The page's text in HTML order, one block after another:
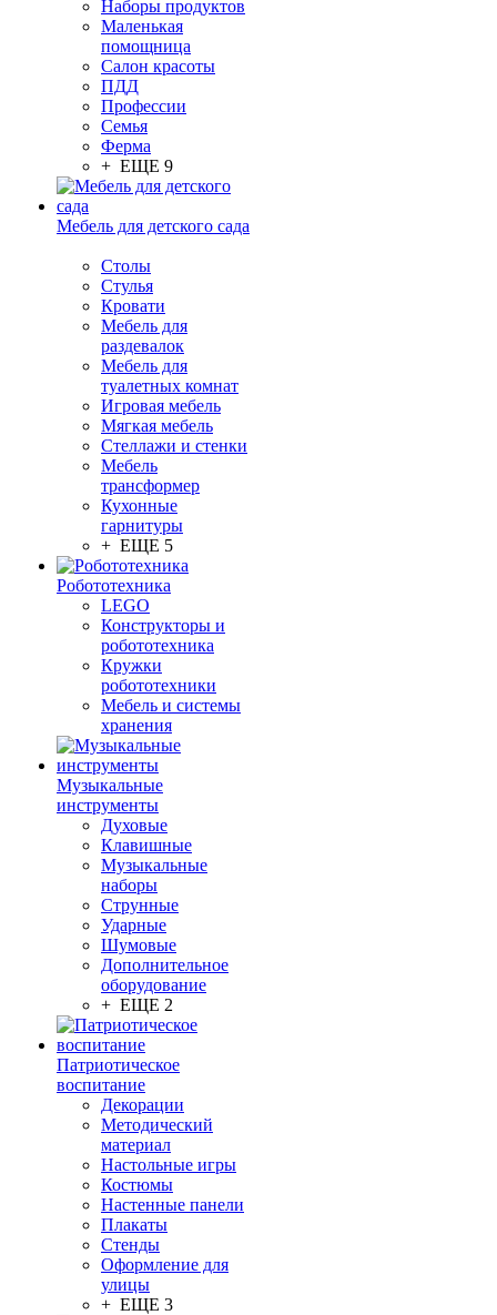
Наборы продуктов
Маленькая
помощница
Салон красоты
ПДД
Профессии
Семья
Ферма
+ ЕЩЕ 9
Мебель для детского сада
Столы
Cтулья
Кровати
Мебель для
раздевалок
Мебель для
туалетных комнат
Игровая мебель
Мягкая мебель
Стеллажи и стенки
Мебель
трансформер
Кухонные
гарнитуры
+ ЕЩЕ 5
Робототехника
LEGO
Конструкторы и
робототехника
Кружки
робототехники
Мебель и системы
хранения
Музыкальные
инструменты
Духовые
Клавишные
Музыкальные
наборы
Струнные
Ударные
Шумовые
Дополнительное
оборудование
+ ЕЩЕ 2
Патриотическое
воспитание
Декорации
Методический
материал
Настольные игры
Костюмы
Настенные панели
Плакаты
Стенды
Оформление для
улицы
+ ЕЩЕ 3